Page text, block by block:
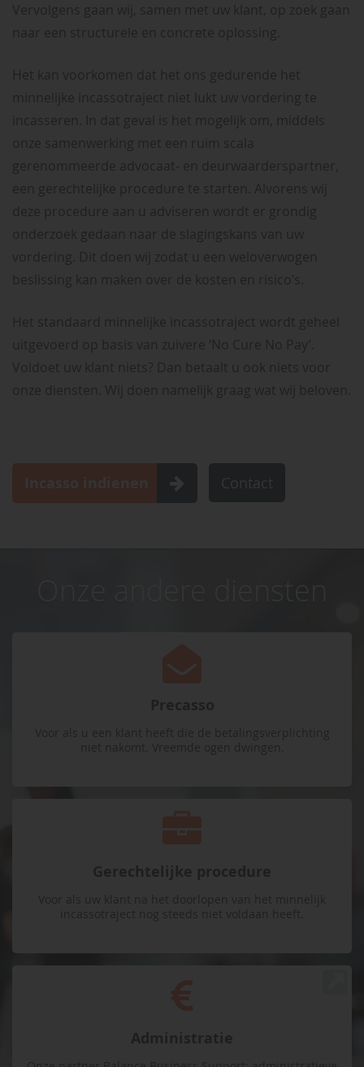
Vervolgens gaan wij, samen met uw klant, op zoek gaan
naar een structurele en concrete oplossing.
Het kan voorkomen dat het ons gedurende het
minnelijke incassotraject niet lukt uw vordering te
incasseren. In dat geval is het mogelijk om, middels
onze samenwerking met een ruim scala
gerenommeerde advocaat- en deurwaarderspartner,
een gerechtelijke procedure te starten. Alvorens wij
deze procedure aan u adviseren wordt er grondig
onderzoek gedaan naar de slagingskans van uw
vordering. Dit doen wij zodat u een weloverwogen
beslissing kan maken over de kosten en risico’s.
Het standaard minnelijke incassotraject wordt geheel
uitgevoerd op basis van zuivere ‘No Cure No Pay’.
Voldoet uw klant niets? Dan betaalt u ook niets voor
onze diensten. Wij doen namelijk graag wat wij beloven.
Contact
Precasso
Voor als u een klant heeft die de betalingsverplichting
niet nakomt. Vreemde ogen dwingen.
Gerechtelijke procedure
Voor als uw klant na het doorlopen van het minnelijk
incassotraject nog steeds niet voldaan heeft.
Administratie